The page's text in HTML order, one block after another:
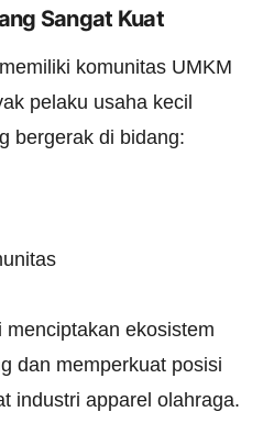
Sangat Kuat
komunitas UMKM
pelaku usaha kecil
bergerak di bidang:
ekosistem
dan memperkuat posisi
industri apparel olahraga.